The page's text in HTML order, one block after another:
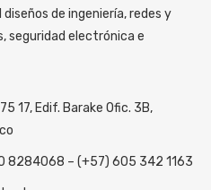
de ingeniería, redes y
seguridad electrónica e
17, Edif. Barake Ofic. 3B,
8284068 – (+57) 605 342 1163